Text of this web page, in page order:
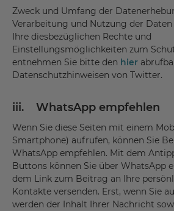
Zweck und Umfang der
Verarbeitung und Nutzung der
Ihre diesbezüglichen Rechte und
Einstellungsmöglichkeiten zum
entnehmen Sie bitte den hier
Datenschutzhinweisen von Twitter.
iii. WhatsApp empfehlen
Wenn Sie diese Seiten mit einem
Smartphone) aufrufen, können Sie
WhatsApp empfehlen. Mit dem
Buttons können Sie über WhatsApp
dem Link zum Beitrag an Ihre
Kontakte versenden. Erst, wenn Sie
werden der Inhalt Ihrer Nachricht